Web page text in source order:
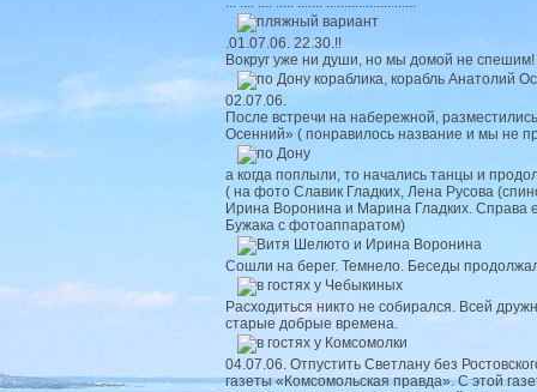
.01.07.06. 22.30.!!
Вокруг уже ни души, но мы домой не
02.07.06.
После встречи на набережной,
Осенний» ( понравилось название и мы не
а когда поплыли, то начались танцы и
( на фото Славик Гладких, Лена Русова
Ирина Воронина и Марина Гладких. Справа
Бужака с фотоаппаратом)
Сошли на берег. Темнело. Беседы
Расходиться никто не собирался. Всей
старые добрые времена.
04.07.06. Отпустить Светлану без
газеты «Комсомольская правда». С этой